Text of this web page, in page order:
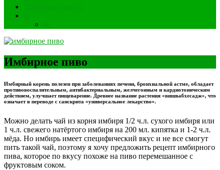
Имбирное пиво
Имбирный корень полезен при заболеваниях печени, бронхиальной астме, обладает
противовоспалительным, антибактериальным, желчегонным и кардиотоническим
действием, улучшает пищеварение. Древнее название растения «вишвабхесадж», что
означает в переводе с санскрита «универсальное лекарство».
Можно делать чай из корня имбиря 1/2 ч.л. сухого имбиря или
1 ч.л. свежего натёртого имбиря на 200 мл. кипятка и 1-2 ч.л.
мёда. Но имбирь имеет специфический вкус и не все смогут
пить такой чай, поэтому я хочу предложить рецепт имбирного
пива, которое по вкусу похоже на пиво перемешанное с
фруктовым соком.